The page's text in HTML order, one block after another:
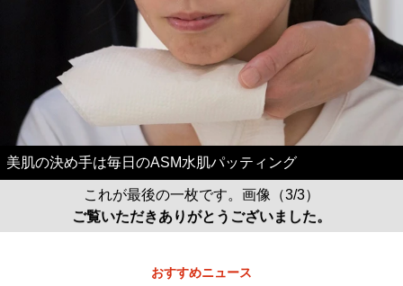
美肌の決め手は毎日のASM水肌パッティング
これが最後の一枚です。画像（3/3）
ご覧いただきありがとうございました。
おすすめニュース